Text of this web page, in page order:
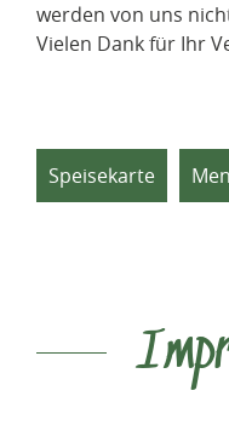
werden von uns
Vielen Dank für Ihr
Speisekarte